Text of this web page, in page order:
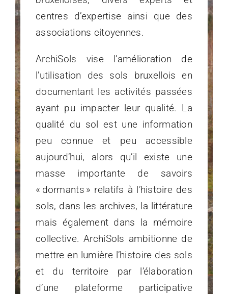
centres d’expertise ainsi que des
associations citoyennes.
ArchiSols vise l’amélioration de
l’utilisation des sols bruxellois en
documentant les activités passées
ayant pu impacter leur qualité. La
qualité du sol est une information
peu connue et peu accessible
aujourd’hui, alors qu’il existe une
masse importante de savoirs
« dormants » relatifs à l’histoire des
sols, dans les archives, la littérature
mais également dans la mémoire
collective. ArchiSols ambitionne de
mettre en lumière l’histoire des sols
et du territoire par l’élaboration
d’une plateforme participative